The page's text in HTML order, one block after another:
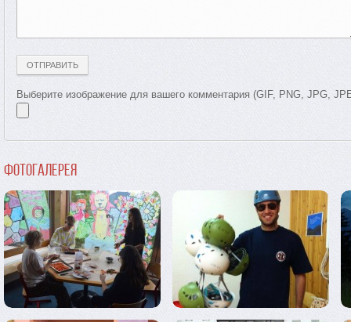
Выберите изображение для вашего комментария (GIF, PNG, JPG,
Фотогалерея